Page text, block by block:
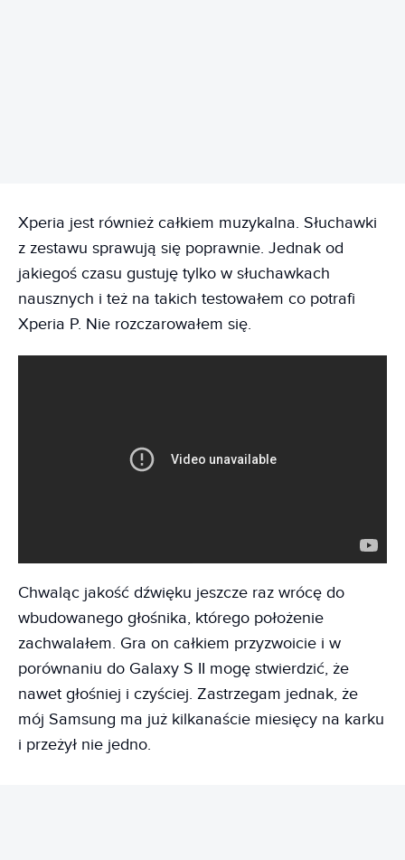
Xperia jest również całkiem muzykalna. Słuchawki
z zestawu sprawują się poprawnie. Jednak od
jakiegoś czasu gustuję tylko w słuchawkach
nausznych i też na takich testowałem co potrafi
Xperia P. Nie rozczarowałem się.
Chwaląc jakość dźwięku jeszcze raz wrócę do
wbudowanego głośnika, którego położenie
zachwalałem. Gra on całkiem przyzwoicie i w
porównaniu do Galaxy S II mogę stwierdzić, że
nawet głośniej i czyściej. Zastrzegam jednak, że
mój Samsung ma już kilkanaście miesięcy na karku
i przeżył nie jedno.